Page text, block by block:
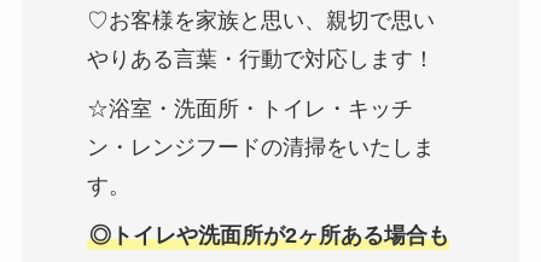
♡お客様を家族と思い、親切で思い
やりある言葉・行動で対応します！
☆浴室・洗面所・トイレ・キッチ
ン・レンジフードの清掃をいたしま
す。
◎トイレや洗面所が2ヶ所ある場合も